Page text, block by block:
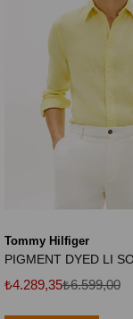
Tommy Hilfiger
₺4.289,35₺6.599,00